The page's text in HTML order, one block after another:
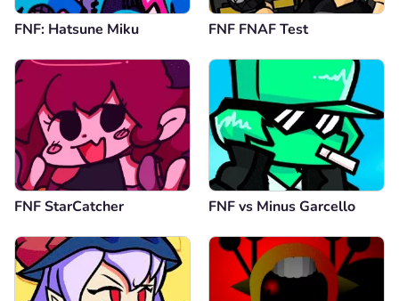
FNF: Hatsune Miku FNF FNAF Test
FNF StarCatcher FNF vs Minus Garcello